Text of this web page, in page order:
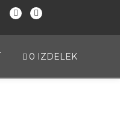
fa-
facebook
fa-
instagram
0 IZDELEK